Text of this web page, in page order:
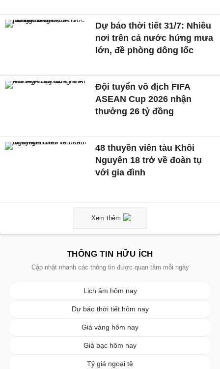
Dự báo thời tiết 31/7: Nhiều
nơi trên cả nước hứng mưa
lớn, đề phòng dông lốc
Đội tuyển vô địch FIFA
ASEAN Cup 2026 nhận
thưởng 26 tỷ đồng
48 thuyền viên tàu Khôi
Nguyên 18 trở về đoàn tụ
với gia đình
Xem thêm
THÔNG TIN HỮU ÍCH
Cập nhật nhanh các thông tin được quan tâm mỗi ngày
Lịch âm hôm nay
Dự báo thời tiết hôm nay
Giá vàng hôm nay
Giá bạc hôm nay
Tỷ giá ngoại tệ